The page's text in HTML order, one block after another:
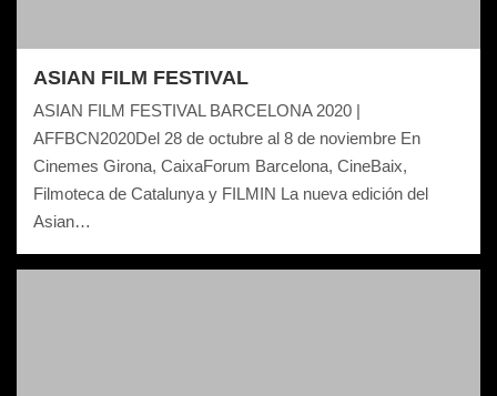
ASIAN FILM FESTIVAL
ASIAN FILM FESTIVAL BARCELONA 2020 |
AFFBCN2020Del 28 de octubre al 8 de noviembre En
Cinemes Girona, CaixaForum Barcelona, CineBaix,
Filmoteca de Catalunya y FILMIN La nueva edición del
Asian…